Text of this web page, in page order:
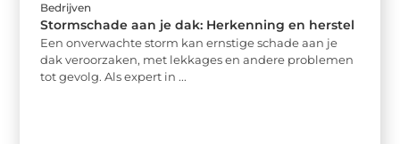
Bedrijven
Stormschade aan je dak: Herkenning en herstel
Een onverwachte storm kan ernstige schade aan je
dak veroorzaken, met lekkages en andere problemen
tot gevolg. Als expert in ...